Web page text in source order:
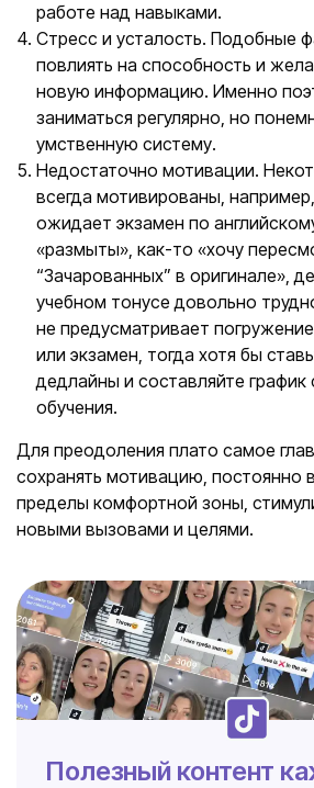
работе над навыками.
Стресс и усталость. Подобные
повлиять на способность и
новую информацию. Именно
заниматься регулярно, но
умственную систему.
Недостаточно мотивации.
всегда мотивированы,
ожидает экзамен по
«размыты», как-то «хочу
“Зачарованных” в оригинале»,
учебном тонусе довольно
не предусматривает
или экзамен, тогда хотя бы
дедлайны и составляйте график
обучения.
Для преодоления плато самое
сохранять мотивацию, постоянно
пределы комфортной зоны,
новыми вызовами и целями.
Полезный контент